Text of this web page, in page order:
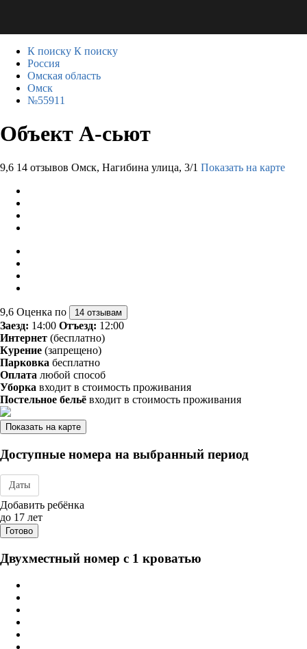
К поиску К поиску
Россия
Омская область
Омск
№55911
Объект А-сьют
9,6 14 отзывов Омск, Нагибина улица, 3/1 Показать на карте
9,6 Оценка по 14 отзывам
Заезд: 14:00 Отъезд: 12:00
Интернет (бесплатно)
Курение (запрещено)
Парковка бесплатно
Оплата любой способ
Уборка входит в стоимость проживания
Постельное бельё входит в стоимость проживания
Показать на карте
Доступные номера на выбранный период
Даты
Дата заезда - отъезда
Добавить ребёнка
до 17 лет
Готово
Двухместный номер с 1 кроватью